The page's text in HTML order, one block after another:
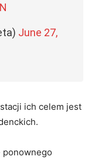
June 27,
ich celem jest
ponownego